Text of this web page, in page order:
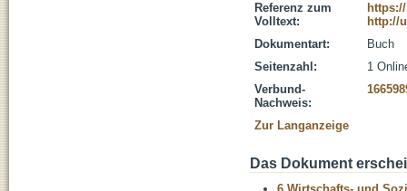
Referenz zum
Volltext:
http://
Dokumentart:
Buch
Seitenzahl:
1
Verbund-
Nachweis:
Zur Langanzeige
Das Dokument